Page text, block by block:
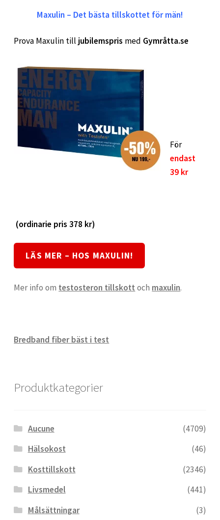
Maxulin – Det bästa tillskottet för män!
Prova Maxulin till jubilemspris med Gymråtta.se
För
endast
39 kr
(ordinarie pris 378 kr)
LÄS MER – HOS MAXULIN!
Mer info om testosteron tillskott och maxulin.
Bredband fiber bäst i test
Produktkategorier
Aucune
(4709)
Hälsokost
(46)
Kosttillskott
(2346)
Livsmedel
(441)
Målsättningar
(3)